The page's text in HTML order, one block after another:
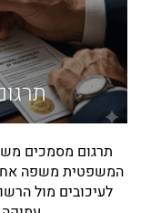
תרגום מסמכים
המשפטית משפה
לעיכובים מול